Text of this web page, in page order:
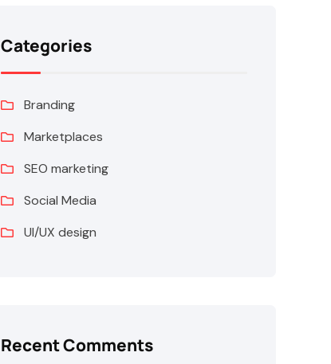
Categories
Branding
Marketplaces
SEO marketing
Social Media
UI/UX design
Recent Comments